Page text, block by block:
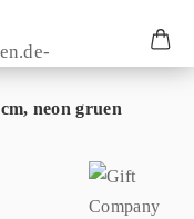
neon gruen